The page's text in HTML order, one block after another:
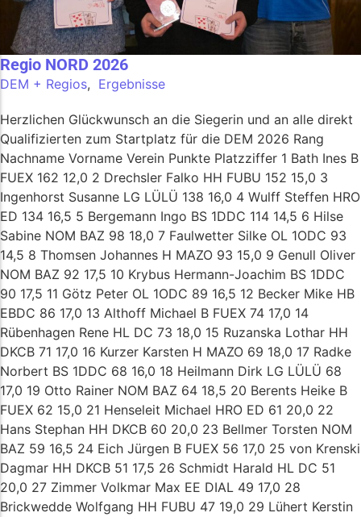
Regio NORD 2026
DEM + Regios, Ergebnisse
Herzlichen Glückwunsch an die Siegerin und an alle direkt
Qualifizierten zum Startplatz für die DEM 2026 Rang
Nachname Vorname Verein Punkte Platzziffer 1 Bath Ines B
FUEX 162 12,0 2 Drechsler Falko HH FUBU 152 15,0 3
Ingenhorst Susanne LG LÜLÜ 138 16,0 4 Wulff Steffen HRO
ED 134 16,5 5 Bergemann Ingo BS 1DDC 114 14,5 6 Hilse
Sabine NOM BAZ 98 18,0 7 Faulwetter Silke OL 1ODC 93
14,5 8 Thomsen Johannes H MAZO 93 15,0 9 Genull Oliver
NOM BAZ 92 17,5 10 Krybus Hermann-Joachim BS 1DDC
90 17,5 11 Götz Peter OL 1ODC 89 16,5 12 Becker Mike HB
EBDC 86 17,0 13 Althoff Michael B FUEX 74 17,0 14
Rübenhagen Rene HL DC 73 18,0 15 Ruzanska Lothar HH
DKCB 71 17,0 16 Kurzer Karsten H MAZO 69 18,0 17 Radke
Norbert BS 1DDC 68 16,0 18 Heilmann Dirk LG LÜLÜ 68
17,0 19 Otto Rainer NOM BAZ 64 18,5 20 Berents Heike B
FUEX 62 15,0 21 Henseleit Michael HRO ED 61 20,0 22
Hans Stephan HH DKCB 60 20,0 23 Bellmer Torsten NOM
BAZ 59 16,5 24 Eich Jürgen B FUEX 56 17,0 25 von Krenski
Dagmar HH DKCB 51 17,5 26 Schmidt Harald HL DC 51
20,0 27 Zimmer Volkmar Max EE DIAL 49 17,0 28
Brickwedde Wolfgang HH FUBU 47 19,0 29 Lühert Kerstin